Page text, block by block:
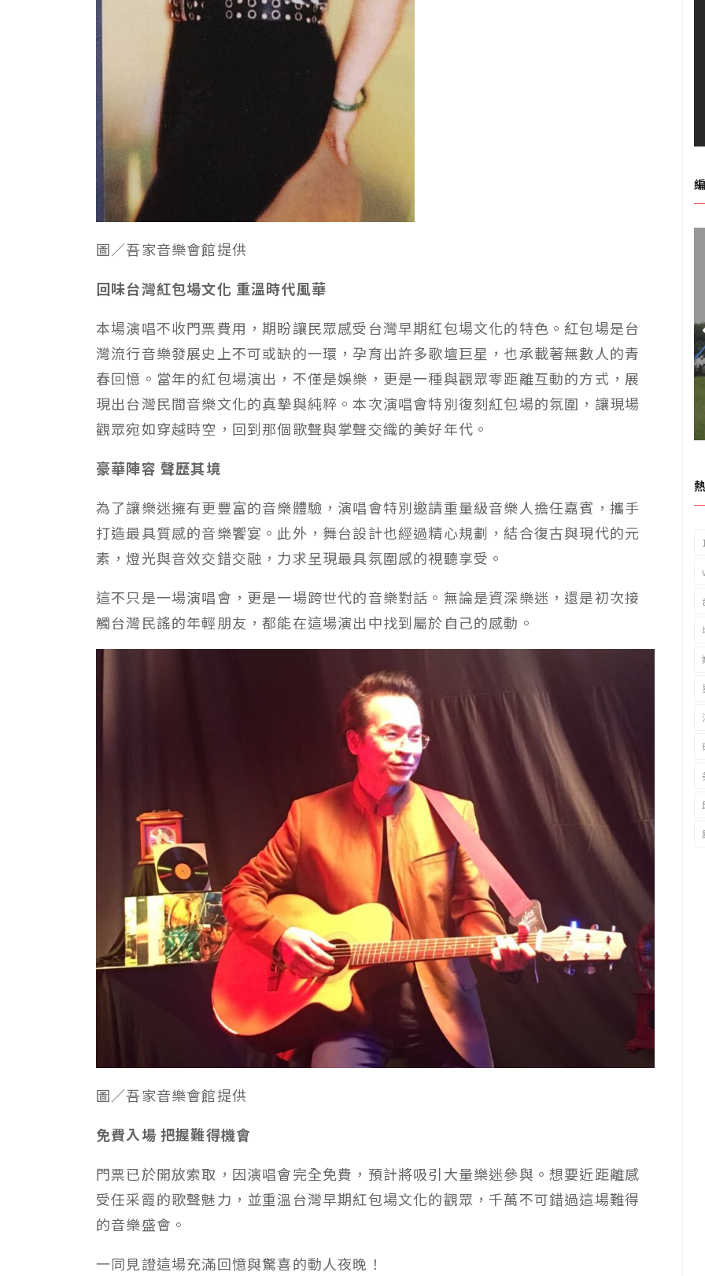
圖／吾家音樂會館提供
回味台灣紅包場文化 重溫時代風華
本場演唱不收門票費用，期盼讓民眾感受台灣早期紅包場文化的特色。紅包場是台
灣流行音樂發展史上不可或缺的一環，孕育出許多歌壇巨星，也承載著無數人的青
春回憶。當年的紅包場演出，不僅是娛樂，更是一種與觀眾零距離互動的方式，展
現出台灣民間音樂文化的真摯與純粹。本次演唱會特別復刻紅包場的氛圍，讓現場
觀眾宛如穿越時空，回到那個歌聲與掌聲交織的美好年代。
豪華陣容 聲歷其境
為了讓樂迷擁有更豐富的音樂體驗，演唱會特別邀請重量級音樂人擔任嘉賓，攜手
打造最具質感的音樂饗宴。此外，舞台設計也經過精心規劃，結合復古與現代的元
素，燈光與音效交錯交融，力求呈現最具氛圍感的視聽享受。
這不只是一場演唱會，更是一場跨世代的音樂對話。無論是資深樂迷，還是初次接
觸台灣民謠的年輕朋友，都能在這場演出中找到屬於自己的感動。
圖／吾家音樂會館提供
免費入場 把握難得機會
門票已於開放索取，因演唱會完全免費，預計將吸引大量樂迷參與。想要近距離感
受任采霞的歌聲魅力，並重溫台灣早期紅包場文化的觀眾，千萬不可錯過這場難得
的音樂盛會。
一同見證這場充滿回憶與驚喜的動人夜晚！